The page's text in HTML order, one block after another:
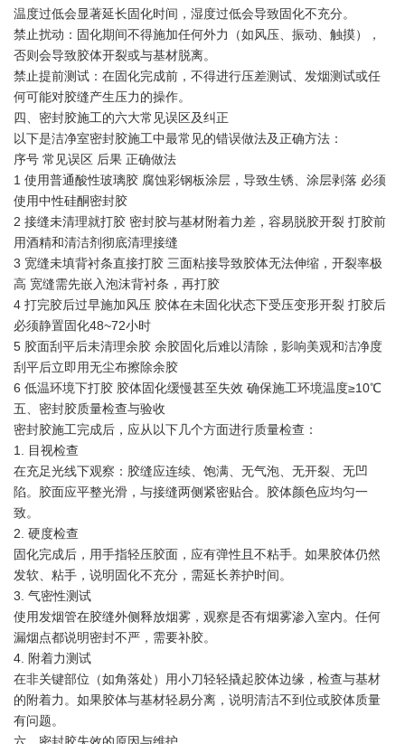
温度过低会显著延长固化时间，湿度过低会导致固化不充分。
禁止扰动：固化期间不得施加任何外力（如风压、振动、触摸），
否则会导致胶体开裂或与基材脱离。
禁止提前测试：在固化完成前，不得进行压差测试、发烟测试或任
何可能对胶缝产生压力的操作。
四、密封胶施工的六大常见误区及纠正
以下是洁净室密封胶施工中最常见的错误做法及正确方法：
序号 常见误区 后果 正确做法
1 使用普通酸性玻璃胶 腐蚀彩钢板涂层，导致生锈、涂层剥落 必须
使用中性硅酮密封胶
2 接缝未清理就打胶 密封胶与基材附着力差，容易脱胶开裂 打胶前
用酒精和清洁剂彻底清理接缝
3 宽缝未填背衬条直接打胶 三面粘接导致胶体无法伸缩，开裂率极
高 宽缝需先嵌入泡沫背衬条，再打胶
4 打完胶后过早施加风压 胶体在未固化状态下受压变形开裂 打胶后
必须静置固化48~72小时
5 胶面刮平后未清理余胶 余胶固化后难以清除，影响美观和洁净度
刮平后立即用无尘布擦除余胶
6 低温环境下打胶 胶体固化缓慢甚至失效 确保施工环境温度≥10℃
五、密封胶质量检查与验收
密封胶施工完成后，应从以下几个方面进行质量检查：
1. 目视检查
在充足光线下观察：胶缝应连续、饱满、无气泡、无开裂、无凹
陷。胶面应平整光滑，与接缝两侧紧密贴合。胶体颜色应均匀一
致。
2. 硬度检查
固化完成后，用手指轻压胶面，应有弹性且不粘手。如果胶体仍然
发软、粘手，说明固化不充分，需延长养护时间。
3. 气密性测试
使用发烟管在胶缝外侧释放烟雾，观察是否有烟雾渗入室内。任何
漏烟点都说明密封不严，需要补胶。
4. 附着力测试
在非关键部位（如角落处）用小刀轻轻撬起胶体边缘，检查与基材
的附着力。如果胶体与基材轻易分离，说明清洁不到位或胶体质量
有问题。
六、密封胶失效的原因与维护